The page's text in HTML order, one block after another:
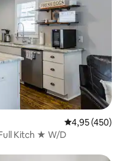
Середня
4,95 (450)
Kitch ★ W/D